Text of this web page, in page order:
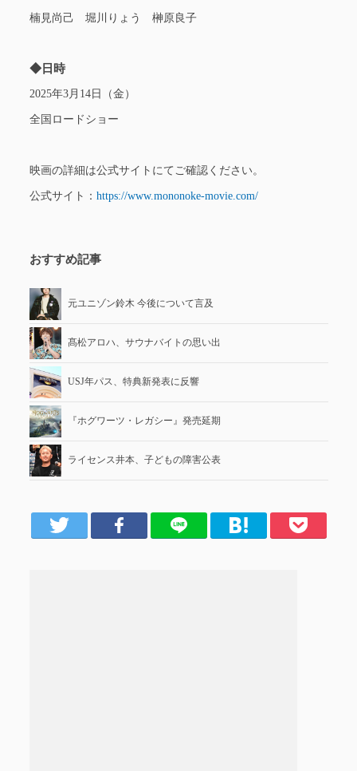
楠見尚己 堀川りょう 榊原良子
◆日時
2025年3月14日（金）
全国ロードショー
映画の詳細は公式サイトにてご確認ください。
公式サイト： https://www.mononoke-movie.com/
おすすめ記事
元ユニゾン鈴木 今後について言及
髙松アロハ、サウナバイトの思い出
USJ年パス、特典新発表に反響
『ホグワーツ・レガシー』発売延期
ライセンス井本、子どもの障害公表
Facebook LINE はてブ Pocket